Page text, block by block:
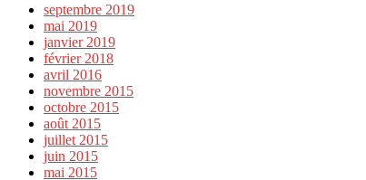
septembre 2019
mai 2019
janvier 2019
février 2018
avril 2016
novembre 2015
octobre 2015
août 2015
juillet 2015
juin 2015
mai 2015